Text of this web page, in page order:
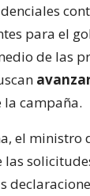
para el
de las
campaña.
el ministro
las